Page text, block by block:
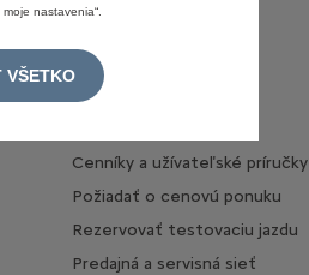
UŽITOČNÉ ODKAZY
Cenníky a užívateľské príručky
Požiadať o cenovú ponuku
Rezervovať testovaciu jazdu
Predajná a servisná sieť
nastavenia“.
VŠETKO